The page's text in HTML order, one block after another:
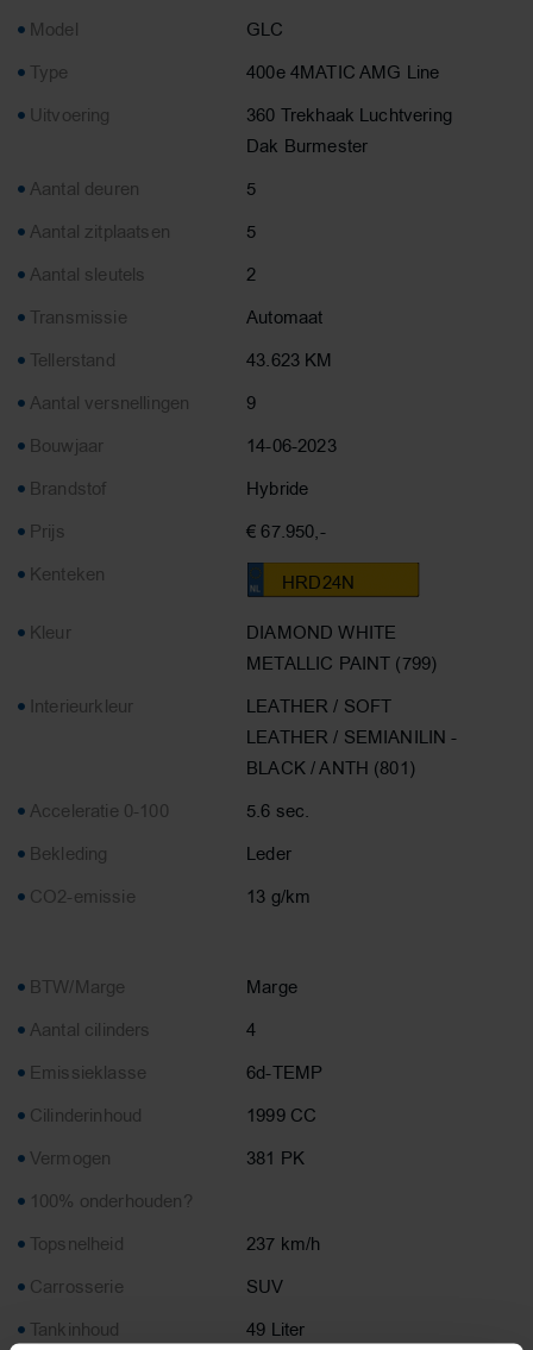
Model
GLC
Type
400e 4MATIC AMG Line
Uitvoering
360 Trekhaak Luchtvering
Dak Burmester
Aantal deuren
5
Aantal zitplaatsen
5
Aantal sleutels
2
Transmissie
Automaat
Tellerstand
43.623 KM
Aantal versnellingen
9
Bouwjaar
14-06-2023
Brandstof
Hybride
Prijs
€ 67.950,-
Kenteken
HRD24N
Kleur
DIAMOND WHITE
METALLIC PAINT (799)
Interieurkleur
LEATHER / SOFT
LEATHER / SEMIANILIN -
BLACK / ANTH (801)
Acceleratie 0-100
5.6 sec.
Bekleding
Leder
CO2-emissie
13 g/km
BTW/Marge
Marge
Aantal cilinders
4
Emissieklasse
6d-TEMP
Cilinderinhoud
1999 CC
Vermogen
381 PK
100% onderhouden?
Topsnelheid
237 km/h
Carrosserie
SUV
Tankinhoud
49 Liter